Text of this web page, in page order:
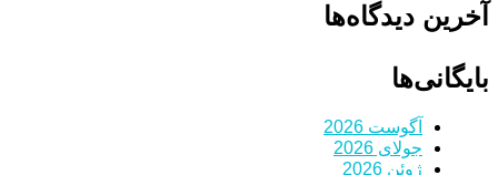
آخرین دیدگاه‌ها
بایگانی‌ها
آگوست 2026
جولای 2026
ژوئن 2026